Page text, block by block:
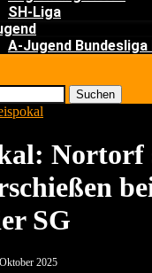
SH-Liga
A-Jugend Bundesliga
Suchen
Nortorf
SG
2025